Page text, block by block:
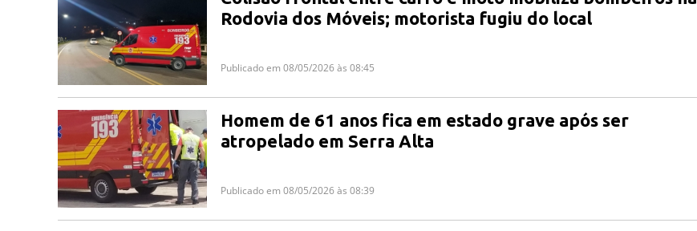
Rodovia dos Móveis; motorista fugiu do local
Publicado em 08/05/2026 às 08:45
Homem de 61 anos fica em estado grave após ser
atropelado em Serra Alta
Publicado em 08/05/2026 às 08:39